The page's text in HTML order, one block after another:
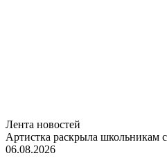
Лента новостей
Артистка раскрыла школьникам
06.08.2026